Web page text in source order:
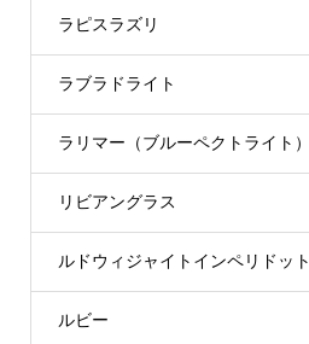
ラピスラズリ
ラブラドライト
ラリマー（ブルーペクトライト）
リビアングラス
ルドウィジャイトインペリドット
ルビー